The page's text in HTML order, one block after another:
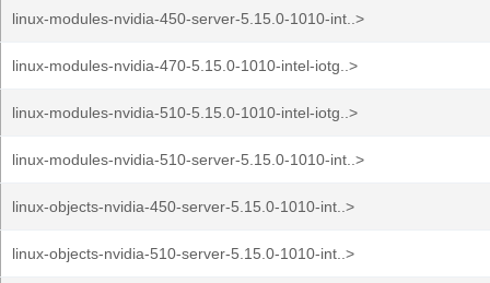
linux-modules-nvidia-450-server-5.15.0-1010-int..>
linux-modules-nvidia-470-5.15.0-1010-intel-iotg..>
linux-modules-nvidia-510-5.15.0-1010-intel-iotg..>
linux-modules-nvidia-510-server-5.15.0-1010-int..>
linux-objects-nvidia-450-server-5.15.0-1010-int..>
linux-objects-nvidia-510-server-5.15.0-1010-int..>